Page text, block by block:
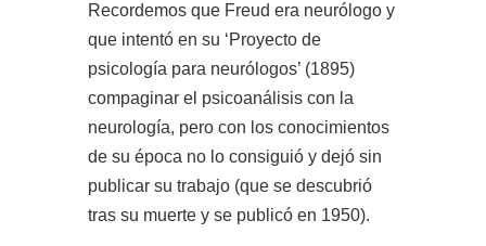
Recordemos que Freud era neurólogo y
que intentó en su ‘Proyecto de
psicología para neurólogos’ (1895)
compaginar el psicoanálisis con la
neurología, pero con los conocimientos
de su época no lo consiguió y dejó sin
publicar su trabajo (que se descubrió
tras su muerte y se publicó en 1950).